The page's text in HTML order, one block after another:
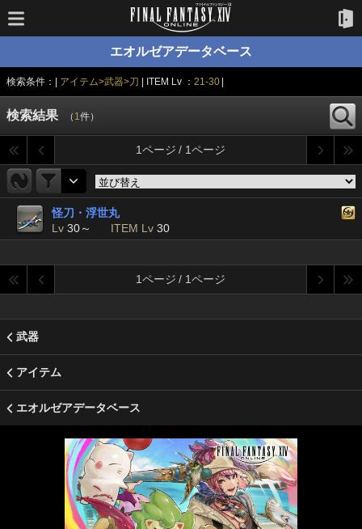
エオルゼアデータベース
検索条件：| アイテム>武器>刀 | ITEM Lv ： 21-30|
検索結果 （ 1件）
1ページ / 1ページ
怪刀・浮世丸
Lv 30～ ITEM Lv 30
1ページ / 1ページ
武器
アイテム
エオルゼアデータベース